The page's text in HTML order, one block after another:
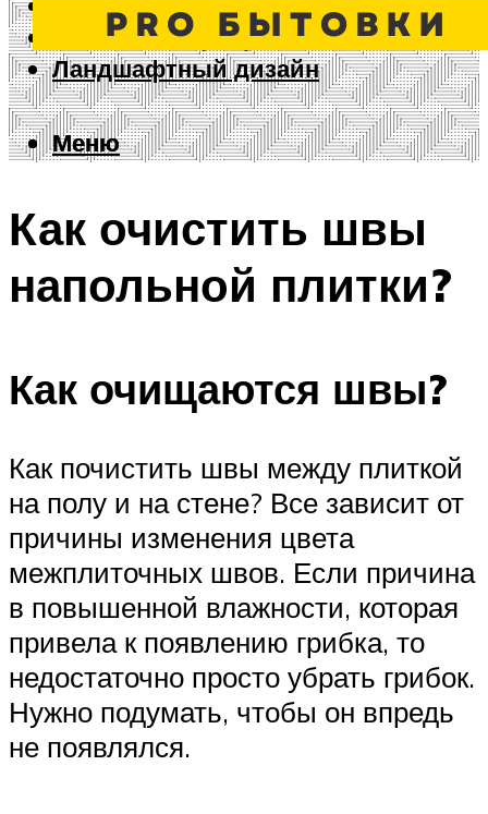
Дизайн интерьера
Ландшафтный дизайн
Меню
Меню
Как очистить швы
напольной плитки?
Как очищаются швы?
Как почистить швы между плиткой
на полу и на стене? Все зависит от
причины изменения цвета
межплиточных швов. Если причина
в повышенной влажности, которая
привела к появлению грибка, то
недостаточно просто убрать грибок.
Нужно подумать, чтобы он впредь
не появлялся.